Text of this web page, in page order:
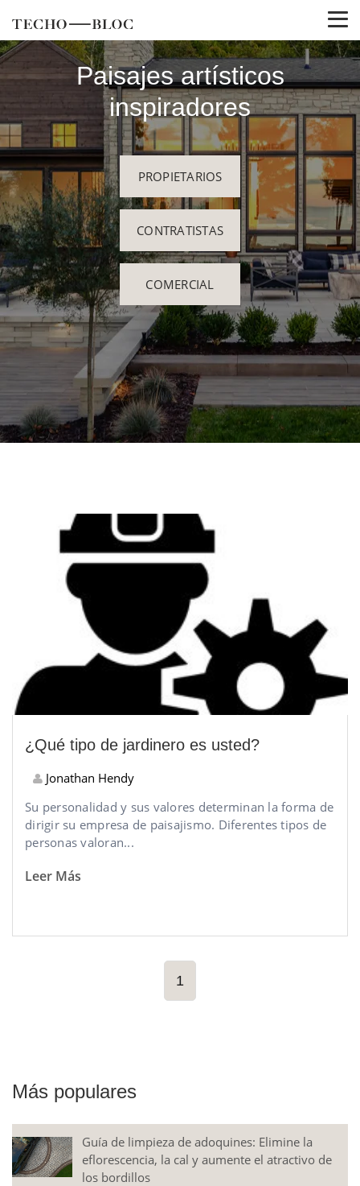
Paisajes artísticos
inspiradores
PROPIETARIOS
CONTRATISTAS
COMERCIAL
¿Qué tipo de jardinero es usted?
Jonathan Hendy
Su personalidad y sus valores determinan la forma de
dirigir su empresa de paisajismo. Diferentes tipos de
personas valoran...
Leer Más
1
Más populares
Guía de limpieza de adoquines: Elimine la
eflorescencia, la cal y aumente el atractivo de
los bordillos